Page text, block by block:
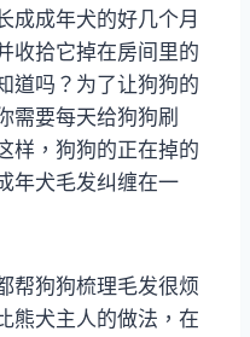
成成年犬的好几个月
收拾它掉在房间里的
道吗？为了让狗狗的
需要每天给狗狗刷
样，狗狗的正在掉的
年犬毛发纠缠在一
帮狗狗梳理毛发很烦
熊犬主人的做法，在